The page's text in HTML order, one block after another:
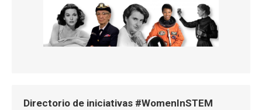
Directorio de iniciativas #WomenInSTEM